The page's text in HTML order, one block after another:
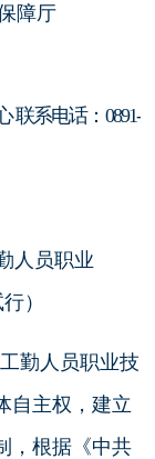
障厅
联系电话：0891-
人员职业
）
勤人员职业技
自主权，建立
，根据《中共